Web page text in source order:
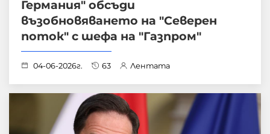
Германия" обсъди
възобновяването на "Северен
поток" с шефа на "Газпром"
04-06-2026г. 63 Лентата